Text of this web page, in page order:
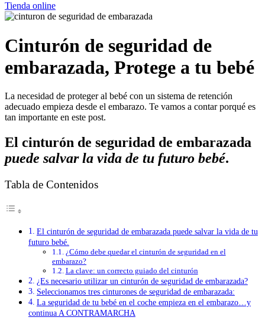
Tienda online
Cinturón de seguridad de
embarazada, Protege a tu bebé
La necesidad de proteger al bebé con un sistema de retención
adecuado empieza desde el embarazo. Te vamos a contar porqué es
tan importante en este post.
El cinturón de seguridad de embarazada
puede salvar la vida de tu futuro bebé.
Tabla de Contenidos
El cinturón de seguridad de embarazada puede salvar la vida de tu
futuro bebé.
¿Cómo debe quedar el cinturón de seguridad en el
embarazo?
La clave: un correcto guiado del cinturón
¿Es necesario utilizar un cinturón de seguridad de embarazada?
Seleccionamos tres cinturones de seguridad de embarazada:
La seguridad de tu bebé en el coche empieza en el embarazo…y
continua A CONTRAMARCHA